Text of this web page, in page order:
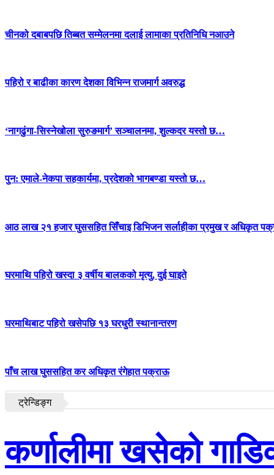
चीनको दबाबपछि तिब्बत सम्मेलनमा दलाई लामाका प्रतिनिधि नआउने
पहिरो र बाढीका कारण देशका विभिन्न राजमार्ग अवरुद्ध
‘नागढुंगा-सिस्नेखोला सुरुङमार्ग’ सञ्चालनमा, शुल्कदर यस्तो छ…
पुन: एमाले-नेकपा सहकार्यमा, प्रदेशको भागबण्डा यस्तो छ…
आठ लाख २१ हजार घुससहित सिँचाइ डिभिजन सर्लाहीका प्रमुख र अधिकृत
घरमाथि पहिरो खस्दा ३ वर्षीय बालकको मृत्यु, दुई घाइते
घरमाथिबाट पहिरो खसेपछि १३ घरधुरी स्थानान्तरण
पाँच लाख घुससहित कर अधिकृत रंगेहात पक्राऊ
ट्रेन्डिङ्ग
कर्णालीमा खसेको